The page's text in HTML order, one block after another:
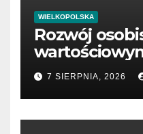
WIELKOPOLSKA
Rozwój
7 SIERPNIA, 2026